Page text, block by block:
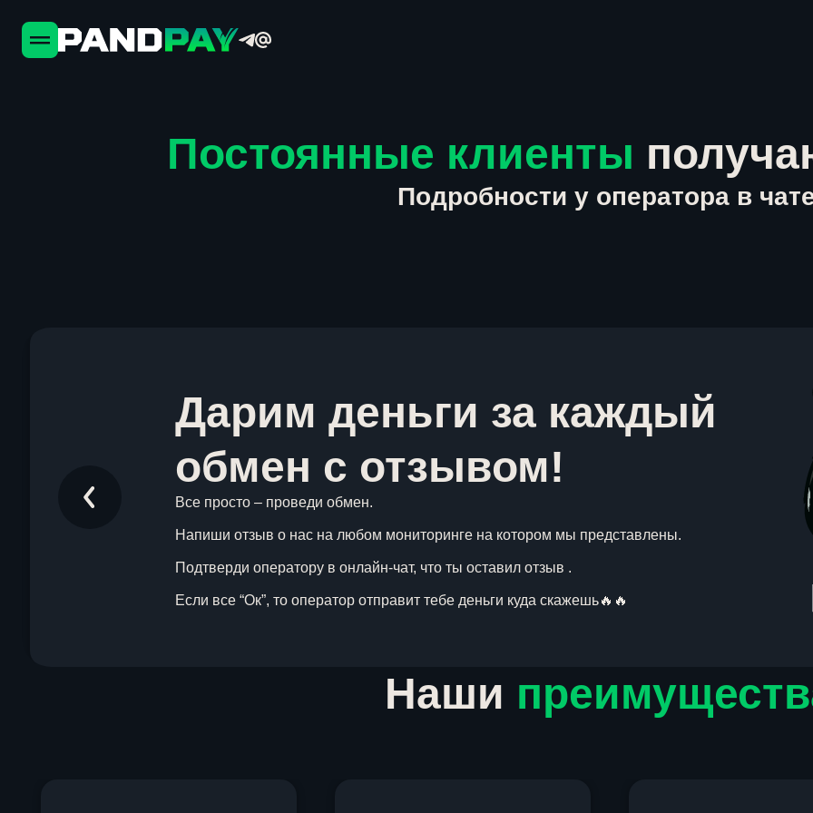
Постоянные клиенты
Подробности у оператора в
Дарим деньги за каждый
обмен с отзывом!
Все просто – проведи обмен.
Напиши отзыв о нас на любом мониторинге на котором мы представлены.
Подтверди оператору в онлайн-чат, что ты оставил отзыв .
Если все “Ок”, то оператор отправит тебе деньги куда скажешь🔥🔥
Наши